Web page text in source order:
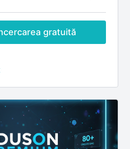
gratuită
Premium include:
pentru participarea la
lectorii
întrebări–răspuns în timpul
și sesiuni live cu lectorii